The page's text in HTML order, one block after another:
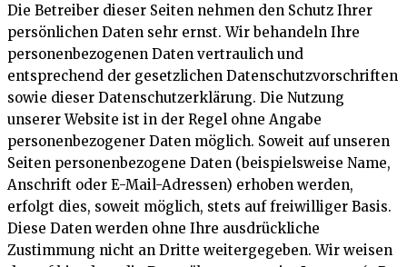
Die Betreiber dieser Seiten nehmen den Schutz Ihrer
persönlichen Daten sehr ernst. Wir behandeln Ihre
personenbezogenen Daten vertraulich und
entsprechend der gesetzlichen Datenschutzvorschriften
sowie dieser Datenschutzerklärung. Die Nutzung
unserer Website ist in der Regel ohne Angabe
personenbezogener Daten möglich. Soweit auf unseren
Seiten personenbezogene Daten (beispielsweise Name,
Anschrift oder E-Mail-Adressen) erhoben werden,
erfolgt dies, soweit möglich, stets auf freiwilliger Basis.
Diese Daten werden ohne Ihre ausdrückliche
Zustimmung nicht an Dritte weitergegeben. Wir weisen